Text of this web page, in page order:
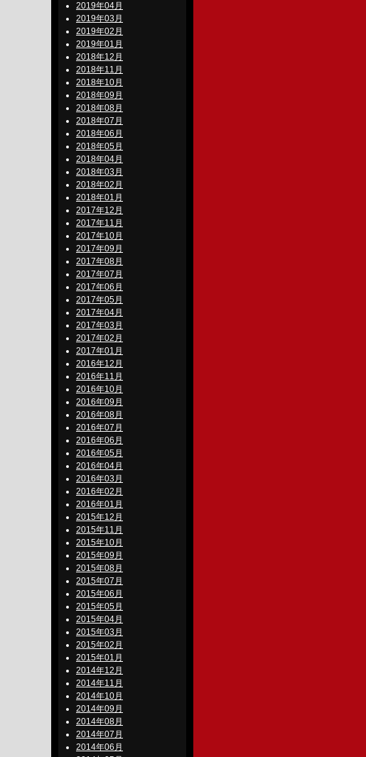
2019年04月
2019年03月
2019年02月
2019年01月
2018年12月
2018年11月
2018年10月
2018年09月
2018年08月
2018年07月
2018年06月
2018年05月
2018年04月
2018年03月
2018年02月
2018年01月
2017年12月
2017年11月
2017年10月
2017年09月
2017年08月
2017年07月
2017年06月
2017年05月
2017年04月
2017年03月
2017年02月
2017年01月
2016年12月
2016年11月
2016年10月
2016年09月
2016年08月
2016年07月
2016年06月
2016年05月
2016年04月
2016年03月
2016年02月
2016年01月
2015年12月
2015年11月
2015年10月
2015年09月
2015年08月
2015年07月
2015年06月
2015年05月
2015年04月
2015年03月
2015年02月
2015年01月
2014年12月
2014年11月
2014年10月
2014年09月
2014年08月
2014年07月
2014年06月